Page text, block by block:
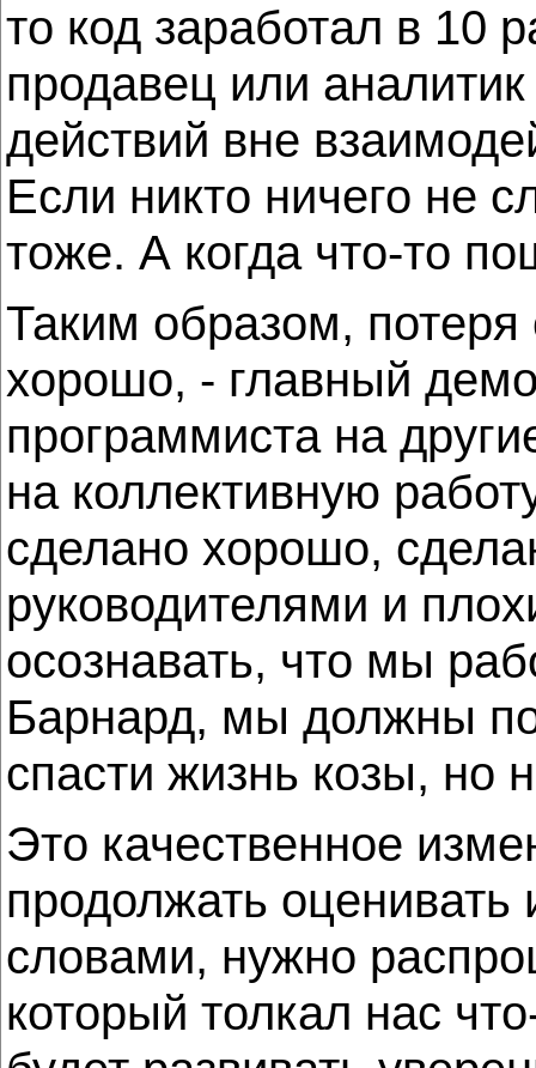
то код заработал в 10
продавец или
действий вне
Если никто ничего не
тоже. А когда что-то
Таким образом,
хорошо, - главный
программиста на
на коллективную
сделано хорошо,
руководителями и
осознавать, что мы
Барнард, мы должны
спасти жизнь козы, но
Это качественное
продолжать оценивать
словами, нужно
который толкал нас